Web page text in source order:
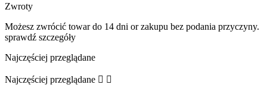
Zwroty
Możesz zwrócić towar do 14 dni or zakupu bez podania przyczyny.
sprawdź szczegóły
Najczęściej przeglądane
Najczęściej przeglądane  